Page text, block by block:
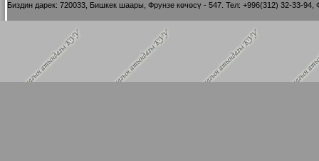
Биздин дарек: 720033, Бишкек шаары, Фрунзе көчөсү - 547. Тел: +996(312) 32-33-